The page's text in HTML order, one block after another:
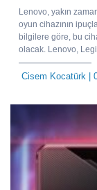
Lenovo, yakın
oyun cihazının
bilgilere göre, bu
olacak. Lenovo,
Cisem Kocatürk |